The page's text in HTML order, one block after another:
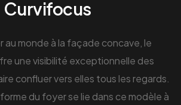
Curvifocus
au monde à la façade concave, le
une visibilité exceptionnelle des
confluer vers elles tous les regards.
du foyer se lie dans ce modèle à